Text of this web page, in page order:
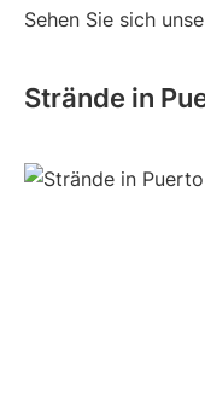
Sehen Sie sich
Strände in